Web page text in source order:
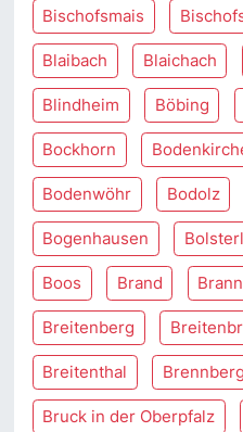
Bischofsmais
Blaibach Blaichach
Blindheim Böbing
Bockhorn
Bodenwöhr Bodolz
Bogenhausen
Boos Brand
Breitenberg
Breitenthal Brennberg
Bruck in der Oberpfalz